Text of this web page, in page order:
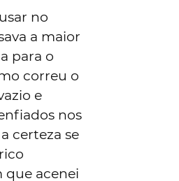
no
a maior
para o
correu o
e
nos
certeza se
que acenei